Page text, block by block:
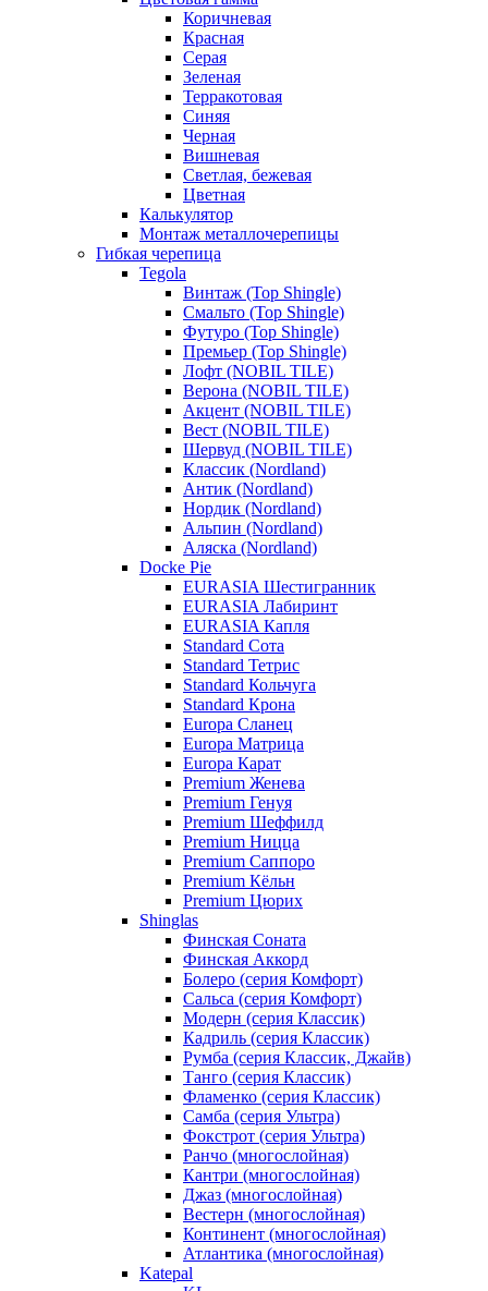
Коричневая
Красная
Серая
Зеленая
Терракотовая
Синяя
Черная
Вишневая
Светлая, бежевая
Цветная
Калькулятор
Монтаж металлочерепицы
Гибкая черепица
Tegola
Винтаж (Top Shingle)
Смальто (Top Shingle)
Футуро (Top Shingle)
Премьер (Top Shingle)
Лофт (NOBIL TILE)
Верона (NOBIL TILE)
Акцент (NOBIL TILE)
Вест (NOBIL TILE)
Шервуд (NOBIL TILE)
Классик (Nordland)
Антик (Nordland)
Нордик (Nordland)
Альпин (Nordland)
Аляска (Nordland)
Docke Pie
EURASIA Шестигранник
EURASIA Лабиринт
EURASIA Капля
Standard Сота
Standard Тетрис
Standard Кольчуга
Standard Крона
Europa Сланец
Europa Матрица
Europa Карат
Premium Женева
Premium Генуя
Premium Шеффилд
Premium Ницца
Premium Саппоро
Premium Кёльн
Premium Цюрих
Shinglas
Финская Соната
Финская Аккорд
Болеро (серия Комфорт)
Сальса (серия Комфорт)
Модерн (серия Классик)
Кадриль (серия Классик)
Румба (серия Классик, Джайв)
Танго (серия Классик)
Фламенко (серия Классик)
Самба (серия Ультра)
Фокстрот (серия Ультра)
Ранчо (многослойная)
Кантри (многослойная)
Джаз (многослойная)
Вестерн (многослойная)
Континент (многослойная)
Атлантика (многослойная)
Katepal